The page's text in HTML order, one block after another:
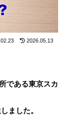
2026.05.13
である東京スカ
ました。